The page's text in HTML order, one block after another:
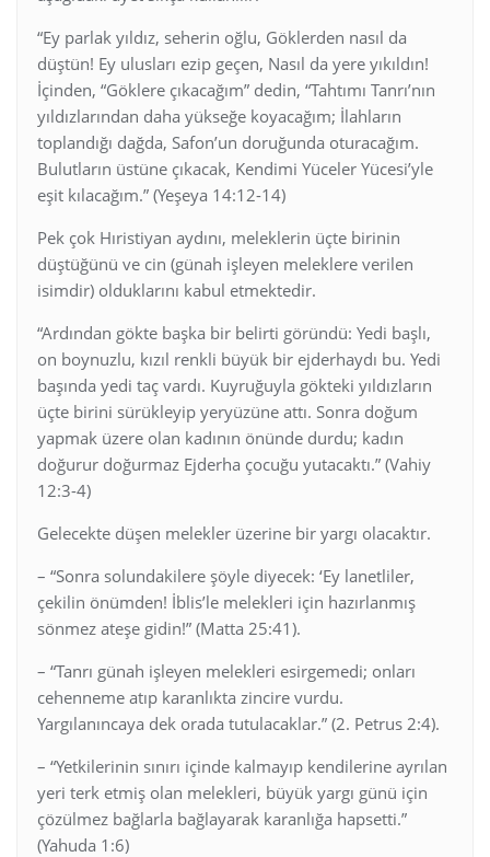
“Ey parlak yıldız, seherin oğlu, Göklerden nasıl da
düştün! Ey ulusları ezip geçen, Nasıl da yere yıkıldın!
İçinden, “Göklere çıkacağım” dedin, “Tahtımı Tanrı’nın
yıldızlarından daha yükseğe koyacağım; İlahların
toplandığı dağda, Safon’un doruğunda oturacağım.
Bulutların üstüne çıkacak, Kendimi Yüceler Yücesi’yle
eşit kılacağım.” (Yeşeya 14:12-14)
Pek çok Hıristiyan aydını, meleklerin üçte birinin
düştüğünü ve cin (günah işleyen meleklere verilen
isimdir) olduklarını kabul etmektedir.
“Ardından gökte başka bir belirti göründü: Yedi başlı,
on boynuzlu, kızıl renkli büyük bir ejderhaydı bu. Yedi
başında yedi taç vardı. Kuyruğuyla gökteki yıldızların
üçte birini sürükleyip yeryüzüne attı. Sonra doğum
yapmak üzere olan kadının önünde durdu; kadın
doğurur doğurmaz Ejderha çocuğu yutacaktı.” (Vahiy
12:3-4)
Gelecekte düşen melekler üzerine bir yargı olacaktır.
– “Sonra solundakilere şöyle diyecek: ‘Ey lanetliler,
çekilin önümden! İblis’le melekleri için hazırlanmış
sönmez ateşe gidin!” (Matta 25:41).
– “Tanrı günah işleyen melekleri esirgemedi; onları
cehenneme atıp karanlıkta zincire vurdu.
Yargılanıncaya dek orada tutulacaklar.” (2. Petrus 2:4).
– “Yetkilerinin sınırı içinde kalmayıp kendilerine ayrılan
yeri terk etmiş olan melekleri, büyük yargı günü için
çözülmez bağlarla bağlayarak karanlığa hapsetti.”
(Yahuda 1:6)